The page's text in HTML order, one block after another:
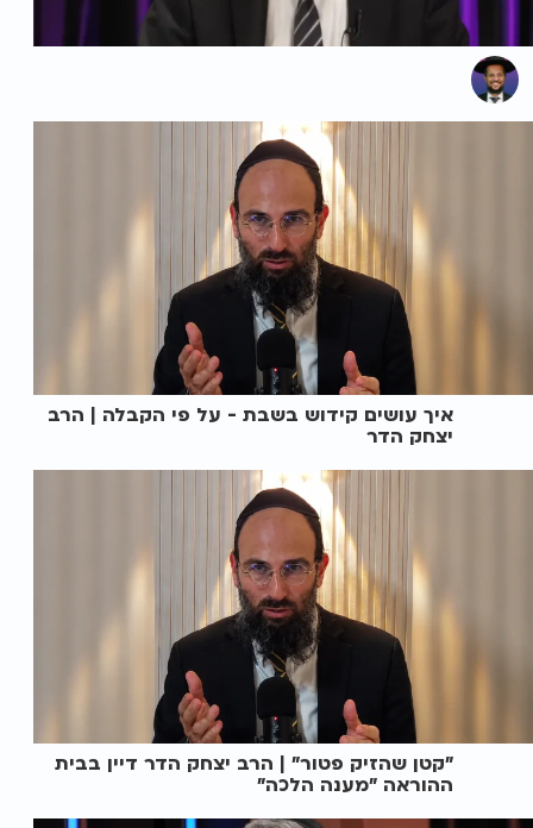
איך עושים קידוש בשבת - על פי הקבלה | הרב
יצחק הדר
"קטן שהזיק פטור" | הרב יצחק הדר דיין בבית
ההוראה "מענה הלכה"